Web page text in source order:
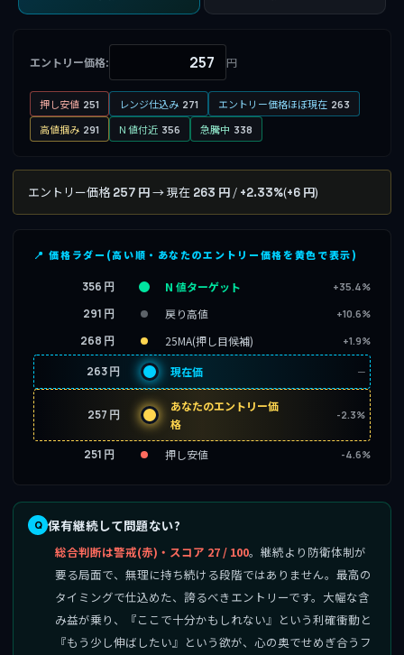
エントリー価格: 円
押し安値 251 レンジ仕込み 271 エントリー価格ほぼ現在 263
高値掴み 291 N 値付近 356 急騰中 338
エントリー価格 257 円→ 現在 263 円 / +2.33%(+6 円)
📍 価格ラダー(高い順・あなたのエントリー価格を黄色で表示)
356 円 N 値ターゲット +35.4%
291 円 戻り高値 +10.6%
268 円 25MA(押し目候補) +1.9%
263 円 現在価 ─
257 円
あなたのエントリー価
格
-2.3%
251 円 押し安値 -4.6%
保有継続して問題ない?
総合判断は警戒(赤)・スコア 27 / 100。継続より防衛体制が
要る局面で、無理に持ち続ける段階ではありません。最高の
タイミングで仕込めた、誇るべきエントリーです。大幅な含
み益が乗り、『ここで十分かもしれない』という利確衝動と
『もう少し伸ばしたい』という欲が、心の奥でせめぎ合うフ